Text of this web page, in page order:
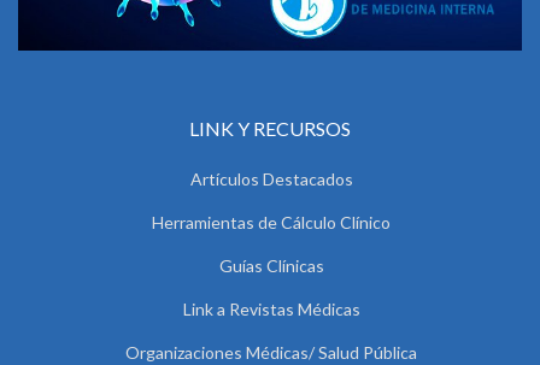
LINK Y RECURSOS
Artículos Destacados
Herramientas de Cálculo Clínico
Guías Clínicas
Link a Revistas Médicas
Organizaciones Médicas/ Salud Pública